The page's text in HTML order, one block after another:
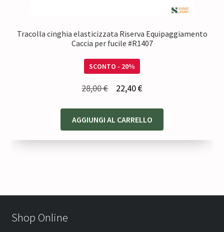
Tracolla cinghia elasticizzata Riserva Equipaggiamento
Caccia per fucile #R1407
SCONTO - 20%
28,00€
originale
era:
22,40€Il
attuale
è:
AGGIUNGI AL CARRELLO
Shop Online